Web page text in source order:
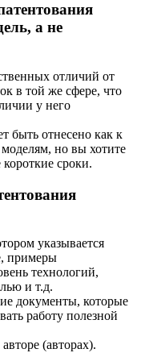
а не
отличий от
в той же сфере, что
у него
быть отнесено как к
но вы хотите
короткие сроки.
указывается
примеры
технологий,
и т.д.
документы, которые
работу полезной
(авторах).